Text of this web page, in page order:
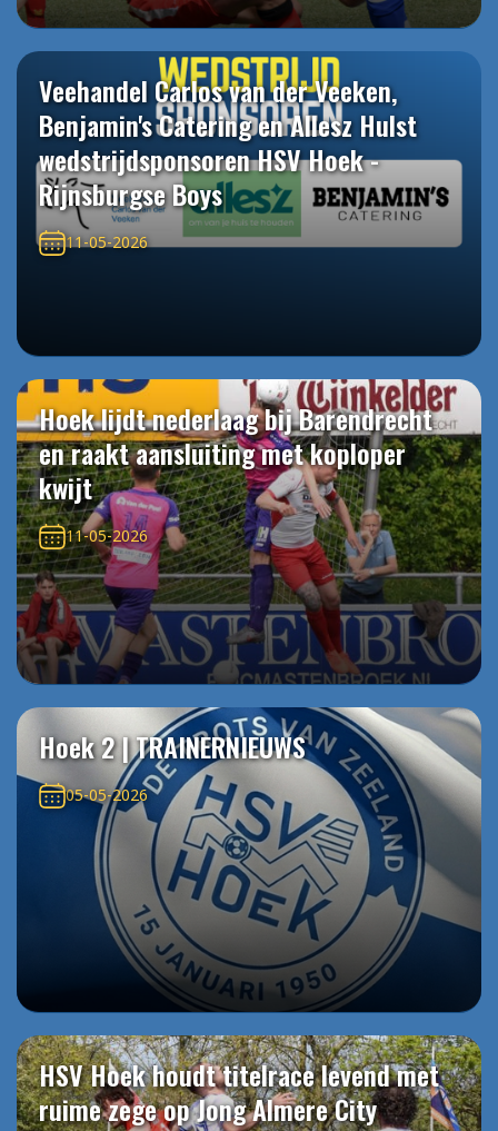
Veehandel Carlos van der Veeken,
Benjamin's Catering en Allesz Hulst
wedstrijdsponsoren HSV Hoek -
Rijnsburgse Boys
11-05-2026
Hoek lijdt nederlaag bij Barendrecht
en raakt aansluiting met koploper
kwijt
11-05-2026
Hoek 2 | TRAINERNIEUWS
05-05-2026
HSV Hoek houdt titelrace levend met
ruime zege op Jong Almere City